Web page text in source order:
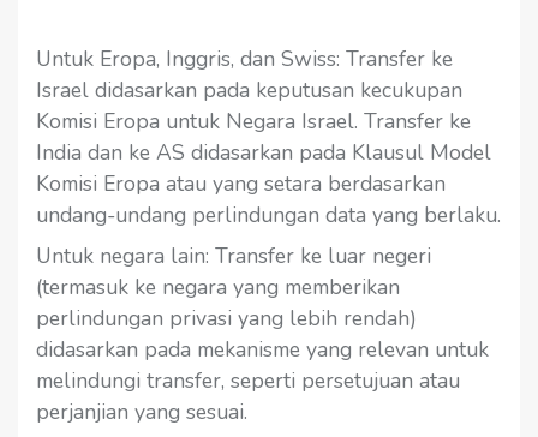
Untuk Eropa, Inggris, dan Swiss: Transfer ke
Israel didasarkan pada keputusan kecukupan
Komisi Eropa untuk Negara Israel. Transfer ke
India dan ke AS didasarkan pada Klausul Model
Komisi Eropa atau yang setara berdasarkan
undang-undang perlindungan data yang berlaku.
Untuk negara lain: Transfer ke luar negeri
(termasuk ke negara yang memberikan
perlindungan privasi yang lebih rendah)
didasarkan pada mekanisme yang relevan untuk
melindungi transfer, seperti persetujuan atau
perjanjian yang sesuai.